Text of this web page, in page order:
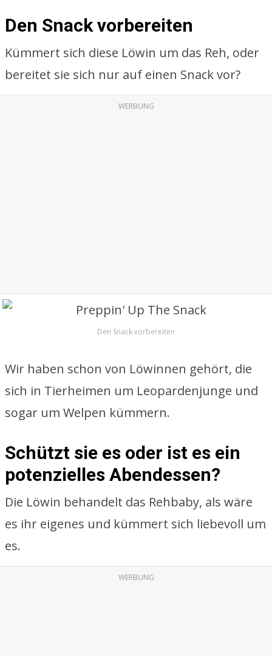
Den Snack vorbereiten
Kümmert sich diese Löwin um das Reh, oder
bereitet sie sich nur auf einen Snack vor?
WERBUNG
Den Snack vorbereiten
Wir haben schon von Löwinnen gehört, die
sich in Tierheimen um Leopardenjunge und
sogar um Welpen kümmern.
Schützt sie es oder ist es ein
potenzielles Abendessen?
Die Löwin behandelt das Rehbaby, als wäre
es ihr eigenes und kümmert sich liebevoll um
es.
WERBUNG